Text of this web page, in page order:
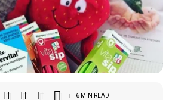
6 MIN READ